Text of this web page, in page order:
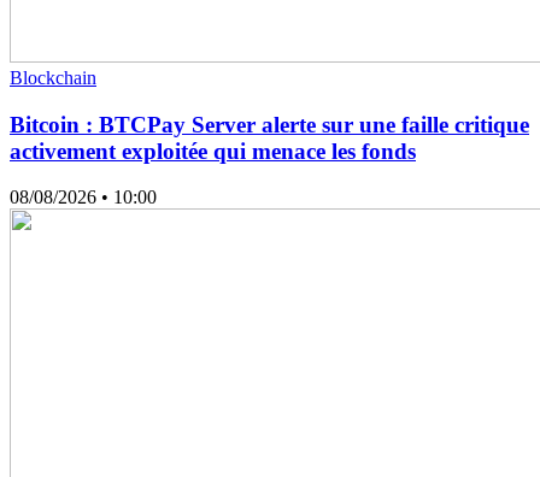
Blockchain
Bitcoin : BTCPay Server alerte sur une faille critique
activement exploitée qui menace les fonds
08/08/2026 • 10:00